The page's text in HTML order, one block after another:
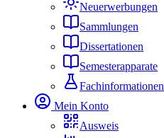
Neuerwerbungen
Sammlungen
Dissertationen
Semesterapparate
Fachinformationen
Mein Konto
Ausweis